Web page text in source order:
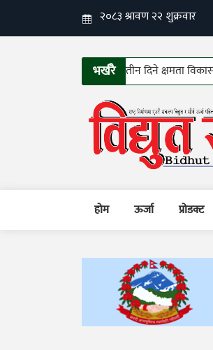
भर्खरै
समितिहरुको तीन दिने क्षमता विकास
होम ऊर्जा प्रोडक्ट